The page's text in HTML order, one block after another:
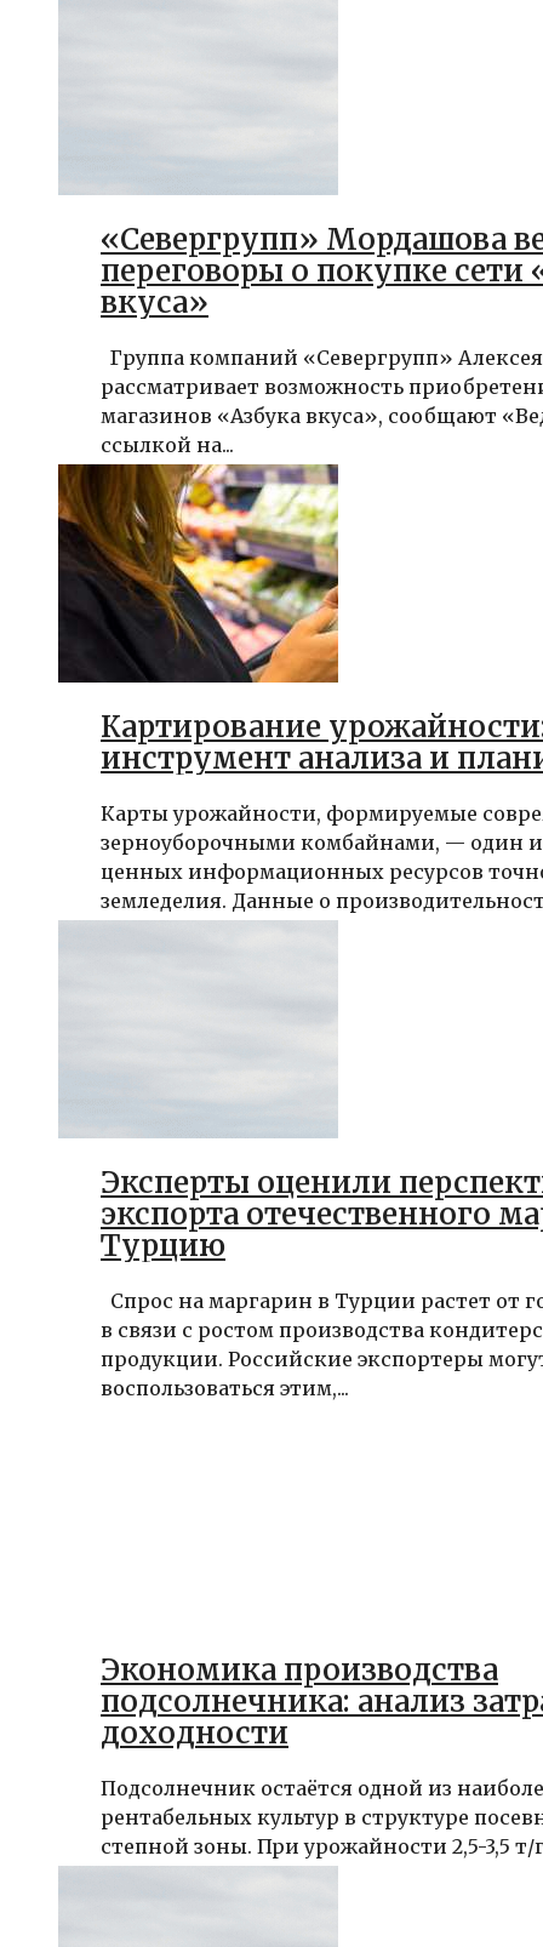
«Севергрупп» Мордашова
переговоры о покупке сети
вкуса»
Группа компаний «Севергрупп»
рассматривает возможность
магазинов «Азбука вкуса», сообщают
ссылкой на...
Картирование
инструмент анализа и
Карты урожайности, формируемые
зерноуборочными комбайнами, — один
ценных информационных ресурсов
земледелия. Данные о
Эксперты оценили
экспорта отечественного
Турцию
Спрос на маргарин в Турции растет от
в связи с ростом производства
продукции. Российские экспортеры
воспользоваться этим,...
Экономика производства
подсолнечника: анализ
доходности
Подсолнечник остаётся одной из
рентабельных культур в структуре
степной зоны. При урожайности 2,5-3,5 т/